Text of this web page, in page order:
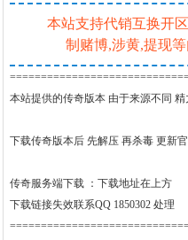
本站支持代销互换开
制赌博,涉黄,提现
本站提供的传奇版本 由于来源不同
下载传奇版本后 先解压 再杀毒 更新
传奇服务端下载 ：下载地址在上方
下载链接失效联系QQ 1850302 处理